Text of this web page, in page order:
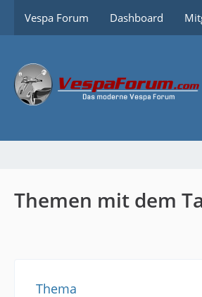
Vespa Forum Dashboard
Themen mit dem
Thema